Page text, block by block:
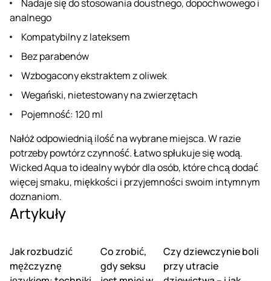
Nadaje się do stosowania doustnego, dopochwowego i
analnego
Kompatybilny z lateksem
Bez parabenów
Wzbogacony ekstraktem z oliwek
Wegański, nietestowany na zwierzętach
Pojemność: 120 ml
Nałóż odpowiednią ilość na wybrane miejsca. W razie
potrzeby powtórz czynność. Łatwo spłukuje się wodą.
Wicked Aqua to idealny wybór dla osób, które chcą dodać
więcej smaku, miękkości i przyjemności swoim intymnym
doznaniom.
Artykuły
Jak rozbudzić
mężczyznę
Co zrobić,
gdy seksu
Czy dziewczynie boli
przy utracie